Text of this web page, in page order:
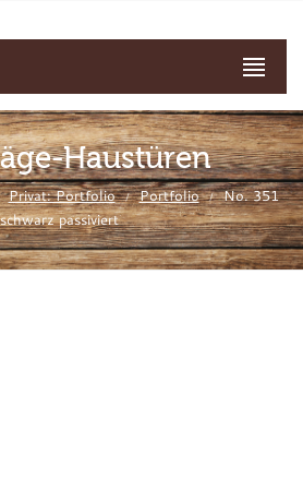
Haustüren
Privat: Portfolio / Portfolio /
No. 351
schwarz passiviert